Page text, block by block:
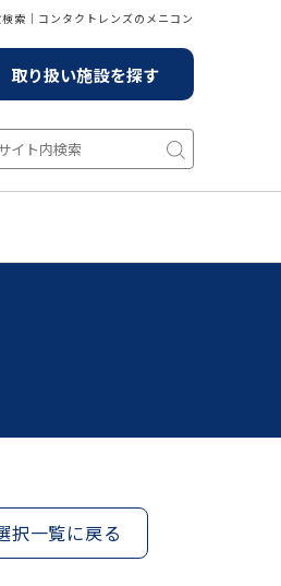
索│コンタクトレンズのメニコン
取り扱い施設を探す
択一覧に戻る